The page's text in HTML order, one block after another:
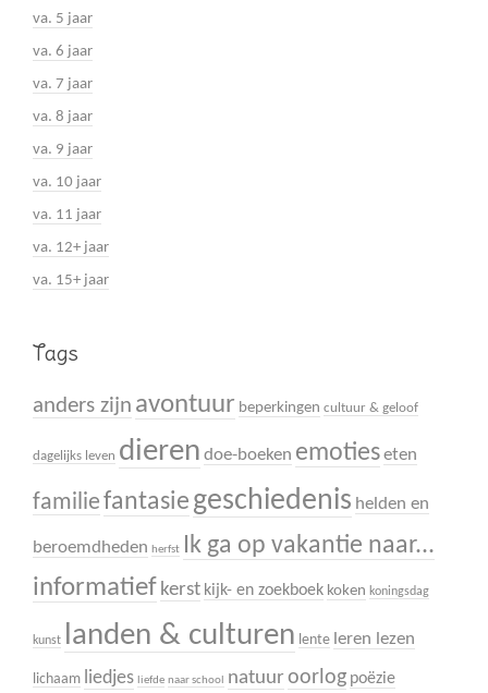
va. 5 jaar
va. 6 jaar
va. 7 jaar
va. 8 jaar
va. 9 jaar
va. 10 jaar
va. 11 jaar
va. 12+ jaar
va. 15+ jaar
Tags
anders zijn avontuur beperkingen cultuur & geloof
dagelijks leven dieren doe-boeken emotieseten
familiefantasie geschiedenis helden en
beroemdheden herfst Ik ga op vakantie naar...
informatief kerst kijk- en zoekboek koken koningsdag
kunst landen & culturen lente leren lezen
lichaam liedjes liefde naar school natuur oorlog poëzie